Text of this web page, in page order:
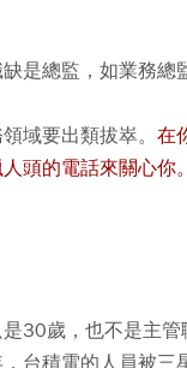
是總監，如業務總
域要出類拔崒。 在
頭的電話來關心
30歲，也不是主
台積電的人員被